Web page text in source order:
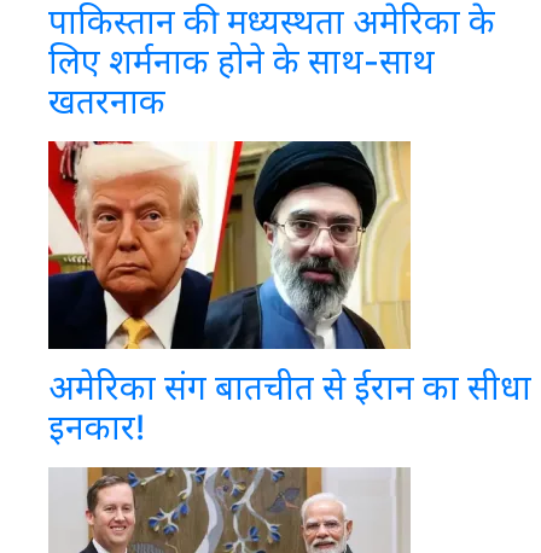
पाकिस्तान की मध्यस्थता अमेरिका के
लिए शर्मनाक होने के साथ-साथ
खतरनाक
अमेरिका संग बातचीत से ईरान का सीधा
इनकार!